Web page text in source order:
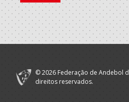
© 2026 Federação de Andebol
direitos reservados.